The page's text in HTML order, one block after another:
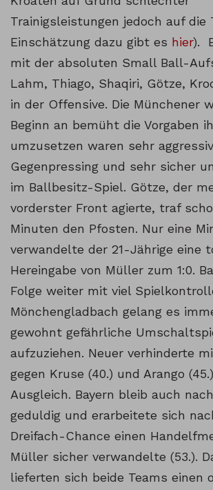
Trainigsleistungen jedoch auf die
Einschätzung dazu gibt es hier).
mit der absoluten Small Ball-
Lahm, Thiago, Shaqiri, Götze,
in der Offensive. Die Münchener
Beginn an bemüht die Vorgaben
umzusetzen waren sehr
Gegenpressing und sehr sicher
im Ballbesitz-Spiel. Götze, der
vorderster Front agierte, traf
Minuten den Pfosten. Nur eine
verwandelte der 21-Jährige eine
Hereingabe von Müller zum 1:0.
Folge weiter mit viel
Mönchengladbach gelang es
gewohnt gefährliche
aufzuziehen. Neuer verhinderte
gegen Kruse (40.) und Arango
Ausgleich. Bayern bleib auch
geduldig und erarbeitete sich
Dreifach-Chance einen
Müller sicher verwandelte (53.).
lieferten sich beide Teams einen